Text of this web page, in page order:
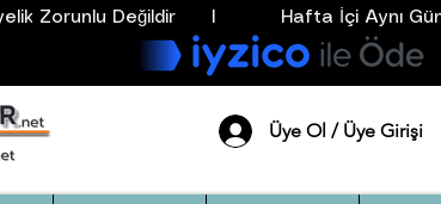
Zorunlu Değildir      I           Hafta İçi Aynı
Üye Ol / Üye Girişi